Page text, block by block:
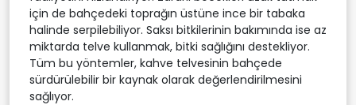
için de bahçedeki toprağın üstüne ince bir tabaka
halinde serpilebiliyor. Saksı bitkilerinin bakımında ise az
miktarda telve kullanmak, bitki sağlığını destekliyor.
Tüm bu yöntemler, kahve telvesinin bahçede
sürdürülebilir bir kaynak olarak değerlendirilmesini
sağlıyor.